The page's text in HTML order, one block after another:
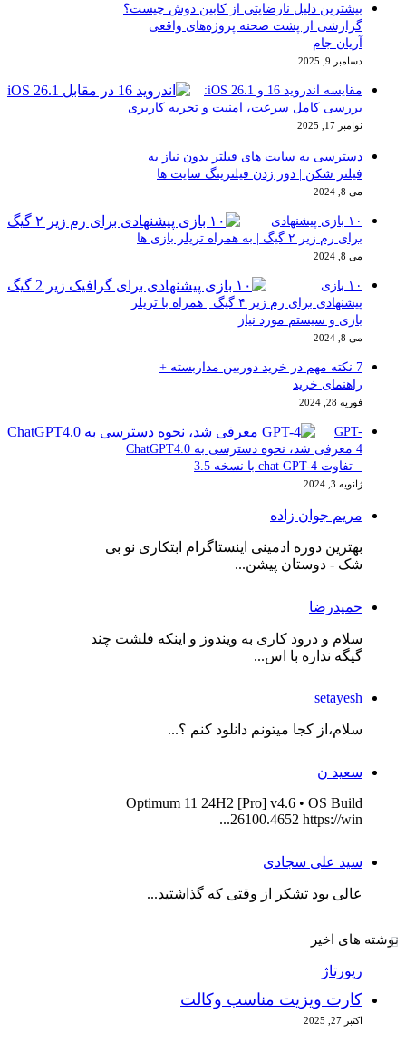
بیشترین دلیل نارضایتی از کابین دوش چیست؟
گزارشی از پشت صحنه پروژه‌های واقعی
آریان جام
دسامبر 9, 2025
مقایسه اندروید 16 و iOS 26.1:
بررسی کامل سرعت، امنیت و تجربه کاربری
نوامبر 17, 2025
دسترسی به سایت های فیلتر بدون نیاز به
فیلتر شکن | دور زدن فیلترینگ سایت ها
می 8, 2024
۱۰ بازی پیشنهادی
برای رم زیر ۲ گیگ | به همراه تریلر بازی ها
می 8, 2024
۱۰ بازی
پیشنهادی برای رم زیر ۴ گیگ | همراه با تریلر
بازی و سیستم مورد نیاز
می 8, 2024
7 نکته مهم در خرید دوربین مداربسته +
راهنمای خرید
فوریه 28, 2024
GPT-
4 معرفی شد، نحوه دسترسی به ChatGPT4.0
– تفاوت chat GPT-4 با نسخه 3.5
ژانویه 3, 2024
مریم جوان زاده
بهترین دوره ادمینی اینستاگرام ابتکاری نو بی
شک - دوستان پیشن...
حمیدرضا
سلام و درود کاری به ویندوز و اینکه فلشت چند
گیگه نداره با اس...
setayesh
سلام،از کجا میتونم دانلود کنم ؟...
سعید ن
Optimum 11 24H2 [Pro] v4.6 • OS Build
26100.4652 https://win...
سید علی سجادی
عالی بود تشکر از وقتی که گذاشتید...
نوشته های اخیر
رپورتاژ
کارت ویزیت مناسب وکالت
اکتبر 27, 2025